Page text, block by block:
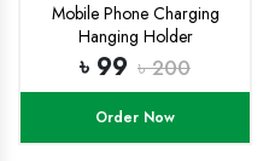
Mobile Phone Charging
Hanging Holder
Multifunction Wall Mounted
Plug Bracket Remote
Control Mounted Storage
Box
৳ 99 ৳ 200
Order Now